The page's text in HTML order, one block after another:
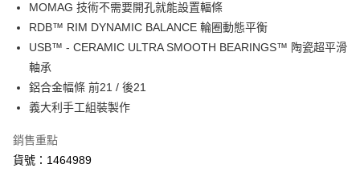
悠遊付
Google Pay
全盈+PAY
ATM付款
運送方式
宅配
MOMAG 技術不需要開孔就能設置輻條
RDB™ RIM DYNAMIC BALANCE 輪圈動態平衡
USB™ - CERAMIC ULTRA SMOOTH BEARINGS™ 陶瓷超平滑
軸承
鋁合金幅條 前21 / 後21
義大利手工組裝製作
銷售重點
貨號：1464989